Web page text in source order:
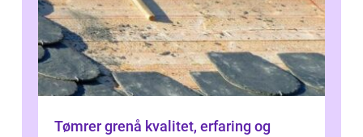
Tømrer grenå kvalitet, erfaring og